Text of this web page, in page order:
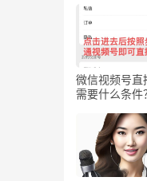
微信视频号直
需要什么条件